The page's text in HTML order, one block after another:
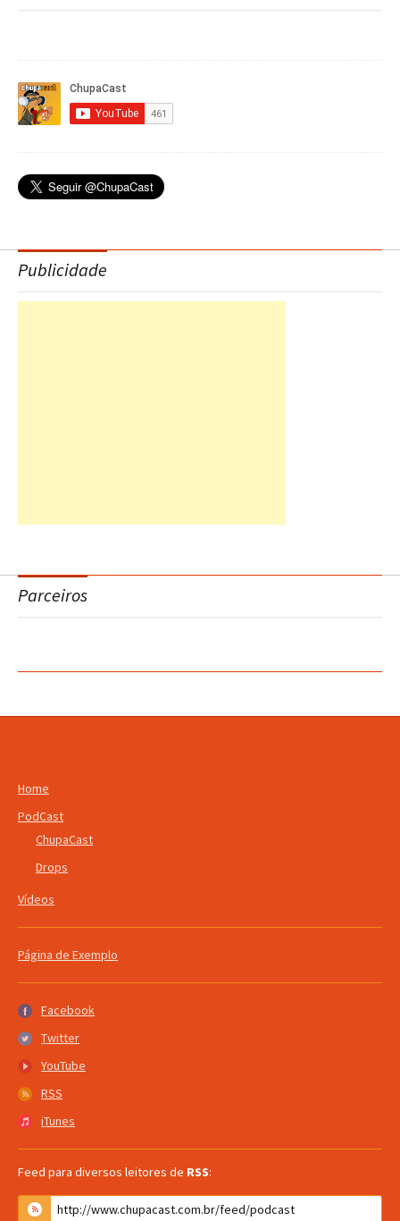
Publicidade
Parceiros
Home
PodCast
ChupaCast
Drops
Vídeos
Página de Exemplo
Facebook
Facebook
Twitter
Twitter
YouTube
YouTube
RSS
RSS
iTunes
iTunes
Feed para diversos leitores de RSS: